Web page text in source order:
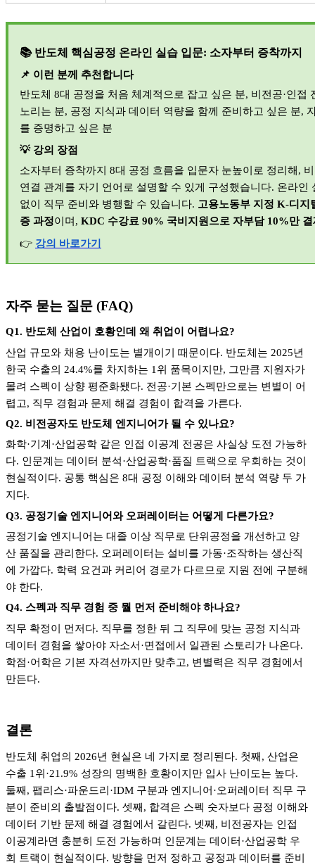
📚 반도체 핵심공정 온라인 실습 입문: 소자부터 증착까지
📌 이런 분께 추천합니다
반도체 8대 공정을 처음 체계적으로 잡고 싶은 분, 비전공·인접
노리는 분, 공정 지식과 데이터 역량을 함께 준비하고 싶은 분,
를 증명하고 싶은 분
💡 강의 장점
소자부터 증착까지 8대 공정 흐름을 입문자 눈높이로 정리해 ,
연결 관계를 자기 언어로 설명할 수 있게 구성했습니다. 온라인
없이 직무 준비와 병행할 수 있습니다. 고용노동부 지정 K-디지
증 과정이며 , KDC 수강료 90% 국비지원으로 자부담10%만 결
👉 강의 바로가기
자주 묻는 질문 (FAQ)
Q1. 반도체 산업이 호황인데 왜 취업이 어렵나요?
산업 규모와 채용 난이도는 별개이기 때문이다. 반도체는 2025년
한국 수출의 24.4%를 차지하는 1 위 품목이지만, 그만큼 지원자가
몰려 스펙이 상향 평준화됐다. 전공·기본 스펙만으로는 변별이 어
렵고, 직무 경험과 문제 해결 경험이 합격을 가른다.
Q2. 비전공자도 반도체 엔지니어가 될 수 있나요?
화학·기계 ·산업공학 같은 인접 이공계 전공은 사실상 도전 가능하
다. 인문계는 데이터 분석·산업공학·품질 트랙으로 우회하는 것이
현실적이다. 공통 핵심은 8대 공정 이해와 데이터 분석 역량 두 가
지다.
Q3. 공정기술 엔지니어와 오퍼레이터는 어떻게 다른가요?
공정기술 엔지니어는 대졸 이상 직무로 단위공정을 개선하고 양
산 품질을 관리한다. 오퍼레이터는 설비를 가동·조작하는 생산직
에 가깝다. 학력 요건과 커리어 경로가 다르므로 지원 전에 구분해
야 한다.
Q4. 스펙과 직무 경험 중 뭘 먼저 준비해야 하나요?
직무 확정이 먼저다. 직무를 정한 뒤 그 직무에 맞는 공정 지식과
데이터 경험을 쌓아야 자소서·면접에서 일관된 스토리가 나온다.
학점·어학은 기본 자격선까지만 맞추고, 변별력은 직무 경험에서
만든다.
결론
반도체 취업의 2026년 현실은 네 가지로 정리된다. 첫째, 산업은
수출 1 위·21.9% 성장의 명백한 호황이지만 입사 난이도는 높다.
둘째, 팹리스·파운드리·IDM 구분과 엔지니어·오퍼레이터 직무 구
분이 준비의 출발점이다. 셋째, 합격은 스펙 숫자보다 공정 이해와
데이터 기반 문제 해결 경험에서 갈린다. 넷째, 비전공자는 인접
이공계라면 충분히 도전 가능하며 인문계는 데이터·산업공학 우
회 트랙이 현실적이다. 방향을 먼저 정하고 공정과 데이터를 준비